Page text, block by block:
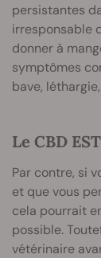
persistantes
irresponsable
donner à
symptômes
bave,
Le CBD
Par contre, si
et que vous
cela pourrait
possible.
vétérinaire